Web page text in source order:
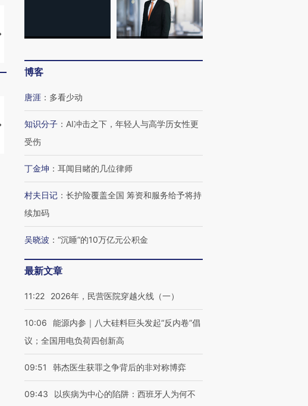
视线｜“入侵”还是“人道危
湖北宜昌局部短时降雨
哈尔滨遭遇短时极端强降
【推广】走进第四届链博
会，让数智科技“链”接产
【商旅对话】华住集团
博客
唐涯 ： 多看少动
知识分子 ： AI冲击之下，年轻人与高学历女性更
受伤
丁金坤 ： 耳闻目睹的几位律师
村夫日记 ： 长护险覆盖全国 筹资和服务给予将持
续加码
吴晓波 ： “沉睡”的10万亿元公积金
最新文章
11:22 2026年，民营医院穿越火线（一）
10:06
能源内参｜八大硅料巨头发起“反内卷”倡
议；全国用电负荷四创新高
09:51 韩杰医生获罪之争背后的非对称博弈
09:43
以疾病为中心的陷阱：西班牙人为何不